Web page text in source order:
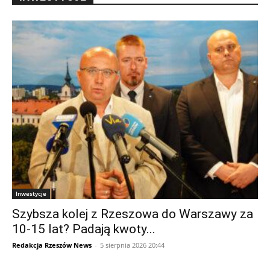
Inwestycje
Szybsza kolej z Rzeszowa do Warszawy za
10-15 lat? Padają kwoty...
Redakcja Rzeszów News - 5 sierpnia 2026 20:44